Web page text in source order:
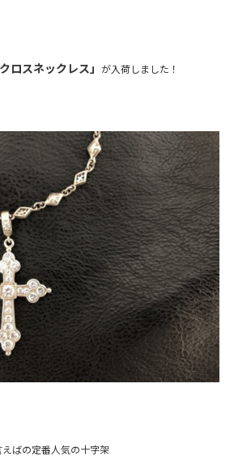
ロスネックレス」 が入荷しました！
えばの定番人気の十字架